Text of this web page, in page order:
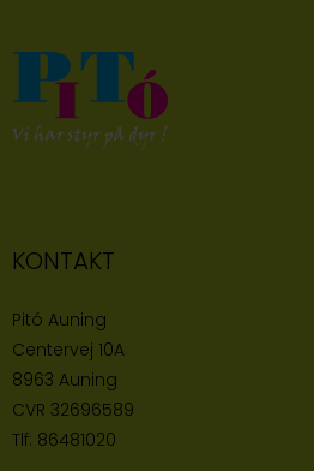
KONTAKT
Pitó Auning
Centervej 10A
8963 Auning
CVR 32696589
Tlf: 86481020